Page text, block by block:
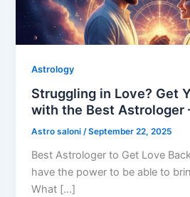
Astrology
Struggling in Love? Get
with the Best Astrologer
Astro saloni/September 22, 2025
Best Astrologer to Get Love
have the power to be able to
What […]